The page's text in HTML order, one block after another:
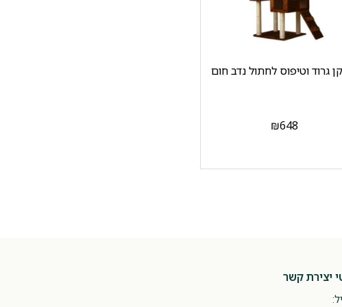
גרוד וטיפוס לחתול נדב חום
₪648
יצירת קשר